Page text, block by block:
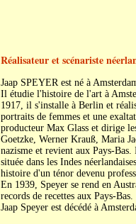
Réalisateur et scénariste
Jaap SPEYER est né à
Il étudie l'histoire de l'art à
1917, il s'installe à Berlin et
portraits de femmes et une
producteur Max Glass et dirige
Goetzke, Werner Krauß, Maria
nazisme et revient aux Pays-
située dans les Indes
histoire d'un ténor devenu
En 1939, Speyer se rend en
records de recettes aux Pays-
Jaap Speyer est décédé à